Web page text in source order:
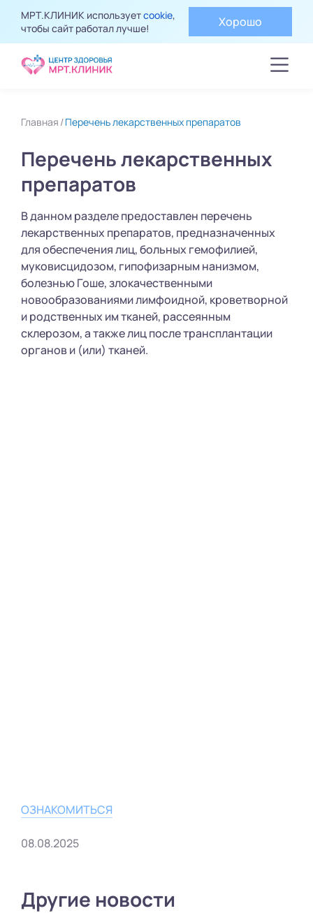
МРТ.КЛИНИК используетcookie,
чтобы сайт работал лучше!
Хорошо
Главная Перечень лекарственных препаратов
Перечень лекарственных
препаратов
В данном разделе предоставлен перечень
лекарственных препаратов, предназначенных
для обеспечения лиц, больных гемофилией,
муковисцидозом, гипофизарным нанизмом,
болезнью Гоше, злокачественными
новообразованиями лимфоидной, кроветворной
и родственных им тканей, рассеянным
склерозом, а также лиц после трансплантации
органов и (или) тканей.
ОЗНАКОМИТЬСЯ
08.08.2025
Другие новости